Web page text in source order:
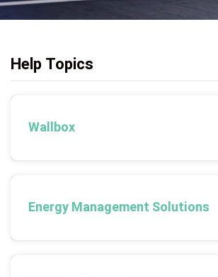
Help Topics
Wallbox
Energy Management Solutions